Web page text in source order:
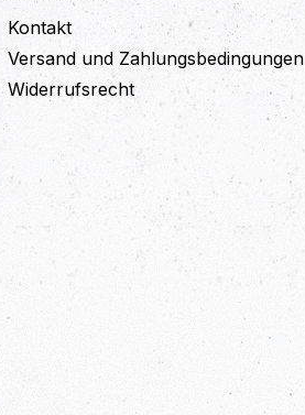
Kontakt
Versand und Zahlungsbedingungen
Widerrufsrecht